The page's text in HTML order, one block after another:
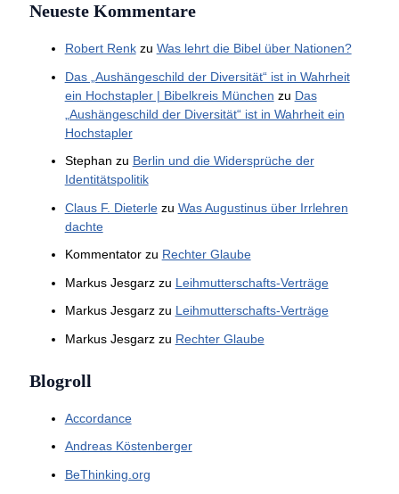
Neueste Kommentare
Robert Renkzu Was lehrt die Bibel über Nationen?
Das „Aushängeschild der Diversität“ ist in Wahrheit
ein Hochstapler | Bibelkreis München zu Das
„Aushängeschild der Diversität“ ist in Wahrheit ein
Hochstapler
Stephan zu Berlin und die Widersprüche der
Identitätspolitik
Claus F. Dieterlezu Was Augustinus über Irrlehren
dachte
Kommentatorzu Rechter Glaube
Markus Jesgarzzu Leihmutterschafts-Verträge
Markus Jesgarzzu Leihmutterschafts-Verträge
Markus Jesgarzzu Rechter Glaube
Blogroll
Accordance
Andreas Köstenberger
BeThinking.org